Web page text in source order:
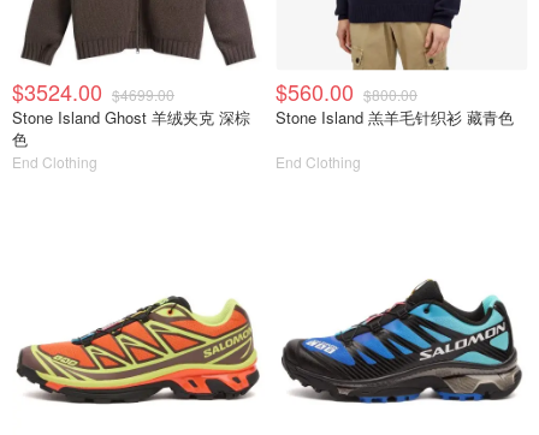
$3524.00 $4699.00
Stone Island Ghost 羊绒夹克 深棕
色
End Clothing
$560.00 $800.00
Stone Island 羔羊毛针织衫 藏青色
End Clothing